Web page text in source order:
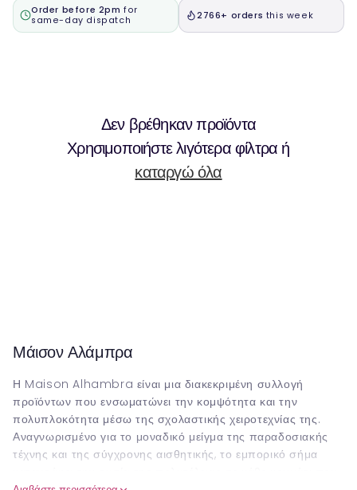
Order before 2pm for
same-day dispatch
2766+ orders this week
Δεν βρέθηκαν προϊόντα
Χρησιμοποιήστε λιγότερα φίλτρα ή
καταργώ όλα
Μάισον Αλάμπρα
Η Maison Alhambra είναι μια διακεκριμένη συλλογή
προϊόντων που ενσωματώνει την κομψότητα και την
πολυπλοκότητα μέσω της σχολαστικής χειροτεχνίας της.
Αναγνωρισμένο για το μοναδικό μείγμα της παραδοσιακής
τέχνης και της σύγχρονης αισθητικής, το εμπορικό σήμα